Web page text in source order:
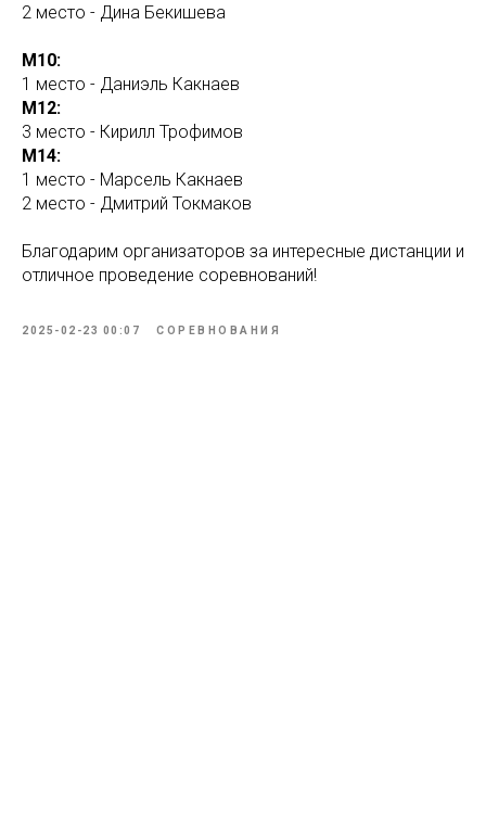
2 место - Дина Бекишева
М10:
1 место - Даниэль Какнаев
М12:
3 место - Кирилл Трофимов
М14:
1 место - Марсель Какнаев
2 место - Дмитрий Токмаков
Благодарим организаторов за интересные дистанции и
отличное проведение соревнований!
2025-02-23 00:07 СОРЕВНОВАНИЯ